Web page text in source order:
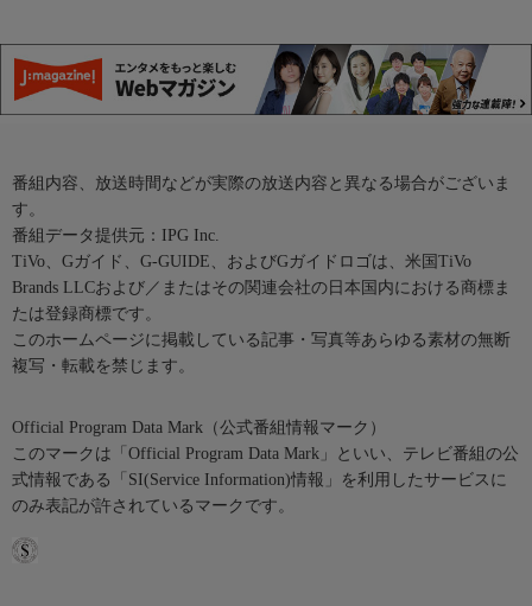
番組内容、放送時間などが実際の放送内容と異なる場合がございま
す。
番組データ提供元：IPG Inc.
TiVo、Gガイド、G-GUIDE、およびGガイドロゴは、米国TiVo
Brands LLCおよび／またはその関連会社の日本国内における商標ま
たは登録商標です。
このホームページに掲載している記事・写真等あらゆる素材の無断
複写・転載を禁じます。
Official Program Data Mark（公式番組情報マーク）
このマークは「Official Program Data Mark」といい、テレビ番組の公
式情報である「SI(Service Information)情報」を利用したサービスに
のみ表記が許されているマークです。